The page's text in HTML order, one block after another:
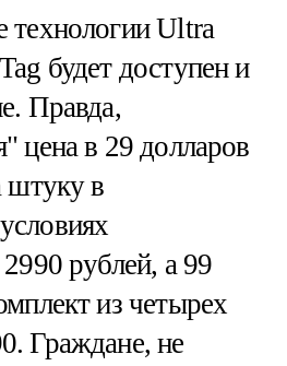
технологии Ultra
будет доступен и
Правда,
цена в 29 долларов
штуку в
2990 рублей, а 99
из четырех
Граждане, не